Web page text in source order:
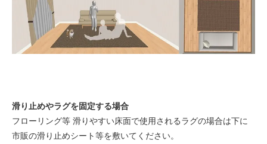
滑り止めやラグを固定する場合
フローリング等 滑りやすい床面で使用されるラグの場合は下に
市販の滑り止めシート等を敷いてください。